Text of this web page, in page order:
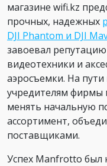
магазине wifi.kz
прочных, надежных
DJI Phantom и DJI
завоевал
видеотехники и
аэросъемки. На
учредителям фирмы
менять начальную
ассортимент,
поставщиками.
Успех Manfrotto был